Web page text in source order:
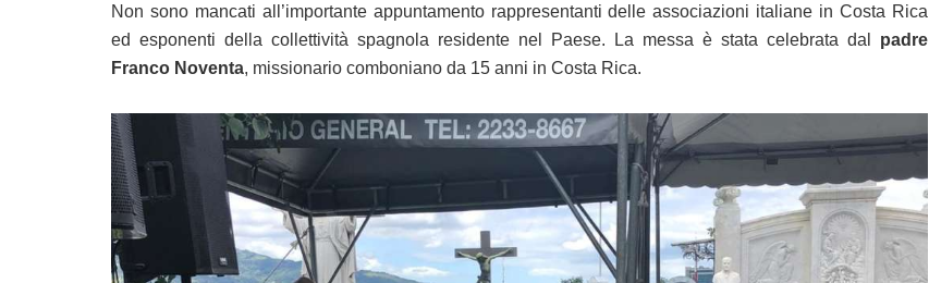
Non sono mancati all’importante appuntamento rappresentanti delle associazioni italiane in Costa Rica
ed esponenti della collettività spagnola residente nel Paese. La messa è stata celebrata dal padre
Franco Noventa, missionario comboniano da 15 anni in Costa Rica.